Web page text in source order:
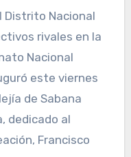
Nacional
rivales en la
Nacional
este viernes
de Sabana
dedicado al
Francisco